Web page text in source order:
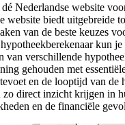
Nederlandse website
website biedt uitgebreide
van de beste keuzes
kun
van verschillende
gehouden met
en de looptijd van de
zo direct inzicht krijgen in
en de financiële